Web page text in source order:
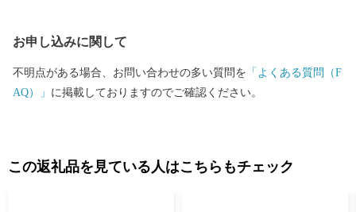
お申し込みに関して
不明点がある場合、お問い合わせの多い質問を 「よくある質問（F
AQ）」 に掲載しておりますのでご確認ください。
この返礼品を見ている人はこちらもチェック